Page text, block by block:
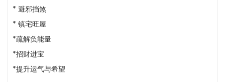
* 避邪挡煞
* 镇宅旺屋
*疏解负能量
*招财进宝
*提升运气与希望